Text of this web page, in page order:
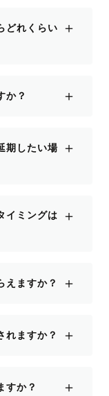
どれくらい
＋
か？ ＋
期したい場
＋
イミングは
＋
えますか？ ＋
れますか？ ＋
すか？ ＋